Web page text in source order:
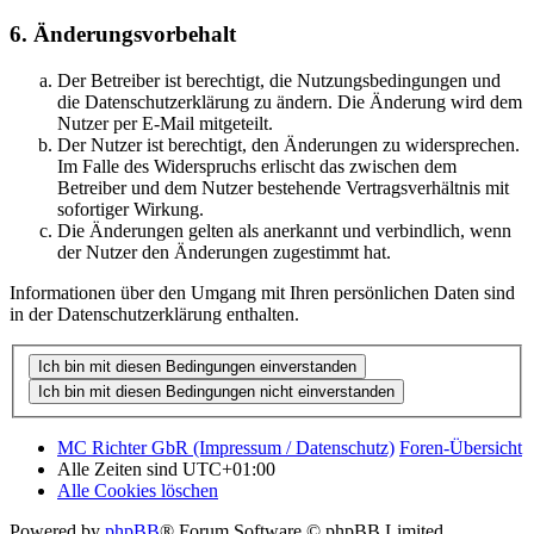
6. Änderungsvorbehalt
Der Betreiber ist berechtigt, die Nutzungsbedingungen und
die Datenschutzerklärung zu ändern. Die Änderung wird dem
Nutzer per E-Mail mitgeteilt.
Der Nutzer ist berechtigt, den Änderungen zu widersprechen.
Im Falle des Widerspruchs erlischt das zwischen dem
Betreiber und dem Nutzer bestehende Vertragsverhältnis mit
sofortiger Wirkung.
Die Änderungen gelten als anerkannt und verbindlich, wenn
der Nutzer den Änderungen zugestimmt hat.
Informationen über den Umgang mit Ihren persönlichen Daten sind
in der Datenschutzerklärung enthalten.
MC Richter GbR (Impressum / Datenschutz) Foren-Übersicht
Alle Zeiten sind UTC+01:00
Alle Cookies löschen